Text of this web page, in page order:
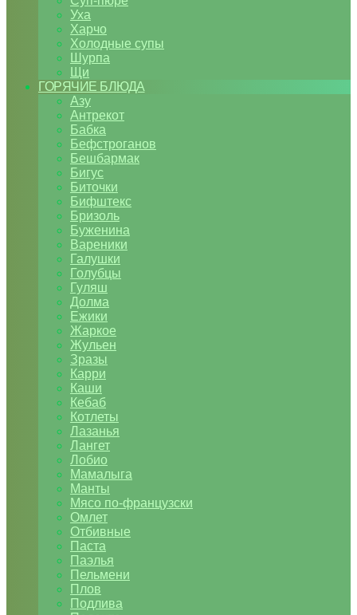
Уха
Харчо
Холодные супы
Шурпа
Щи
ГОРЯЧИЕ БЛЮДА
Азу
Антрекот
Бабка
Бефстроганов
Бешбармак
Бигус
Биточки
Бифштекс
Бризоль
Буженина
Вареники
Галушки
Голубцы
Гуляш
Долма
Ежики
Жаркое
Жульен
Зразы
Карри
Каши
Кебаб
Котлеты
Лазанья
Лангет
Лобио
Мамалыга
Манты
Мясо по-французски
Омлет
Отбивные
Паста
Паэлья
Пельмени
Плов
Подлива